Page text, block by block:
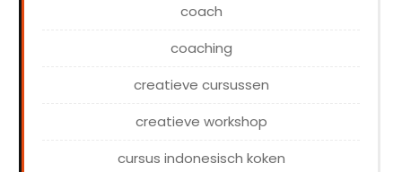
coach
coaching
creatieve cursussen
creatieve workshop
cursus indonesisch koken